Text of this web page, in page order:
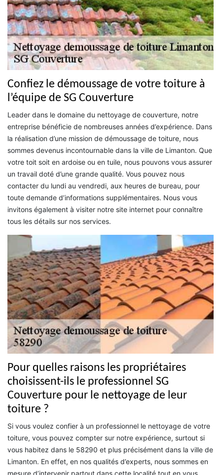
Confiez le démoussage de votre toiture à
l’équipe de SG Couverture
Leader dans le domaine du nettoyage de couverture, notre
entreprise bénéficie de nombreuses années d’expérience. Dans
la réalisation d’une mission de démoussage de toiture, nous
sommes devenus incontournable dans la ville de Limanton. Que
votre toit soit en ardoise ou en tuile, nous pouvons vous assurer
un travail doté d’une grande qualité. Vous pouvez nous
contacter du lundi au vendredi, aux heures de bureau, pour
toute demande d’informations supplémentaires. Nous vous
invitons également à visiter notre site internet pour connaître
tous les détails sur nos services.
Pour quelles raisons les propriétaires
choisissent-ils le professionnel SG
Couverture pour le nettoyage de leur
toiture ?
Si vous voulez confier à un professionnel le nettoyage de votre
toiture, vous pouvez compter sur notre expérience, surtout si
vous habitez dans le 58290 et plus précisément dans la ville de
Limanton. En effet, en nos qualités d’experts, nous sommes en
mesure d’intervenir partout dans cette localité tout en vous